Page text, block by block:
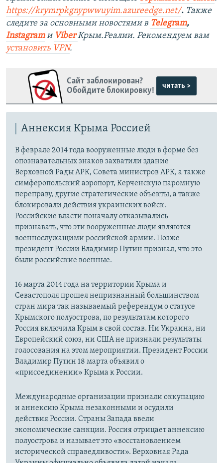
https://krymrpkgnypwwuyim.azureedge.net/. Также
следите за основными новостями в Telegram,
Instagram и ViberКрым.Реалии. Рекомендуем вам
установить VPN.
Сайт заблокирован?
Обойдите блокировку!
читать >
Аннексия Крыма Россией
В феврале 2014 года вооруженные люди в форме без
опознавательных знаков захватили здание
Верховной Рады АРК, Совета министров АРК, а также
симферопольский аэропорт, Керченскую паромную
переправу, другие стратегические объекты, а также
блокировали действия украинских войск.
Российские власти поначалу отказывались
признавать, что эти вооруженные люди являются
военнослужащими российской армии. Позже
президент России Владимир Путин признал, что это
были российские военные.
16 марта 2014 года на территории Крыма и
Севастополя прошел непризнанный большинством
стран мира так называемый референдум о статусе
Крымского полуострова, по результатам которого
Россия включила Крым в свой состав. Ни Украина, ни
Европейский союз, ни США не признали результаты
голосования на этом мероприятии. Президент России
Владимир Путин 18 марта объявил о
«присоединении» Крыма к России.
Международные организации признали оккупацию
и аннексию Крыма незаконными и осудили
действия России. Страны Запада ввели
экономические санкции. Россия отрицает аннексию
полуострова и называет это «восстановлением
исторической справедливости». Верховная Рада